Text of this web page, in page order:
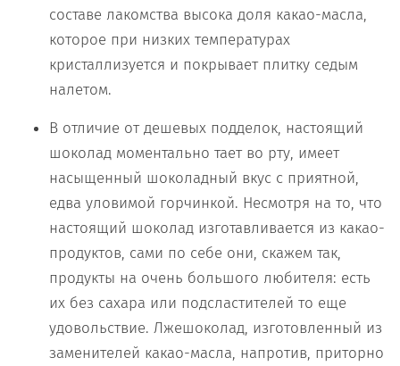
составе лакомства высока доля какао-масла,
которое при низких температурах
кристаллизуется и покрывает плитку седым
налетом.
В отличие от дешевых подделок, настоящий
шоколад моментально тает во рту, имеет
насыщенный шоколадный вкус с приятной,
едва уловимой горчинкой. Несмотря на то, что
настоящий шоколад изготавливается из какао-
продуктов, сами по себе они, скажем так,
продукты на очень большого любителя: есть
их без сахара или подсластителей то еще
удовольствие. Лжешоколад, изготовленный из
заменителей какао-масла, напротив, приторно